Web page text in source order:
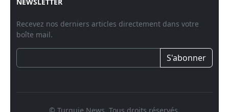
Recevez nos derniers articles directement dans votre
boîte mail.
S'abonner